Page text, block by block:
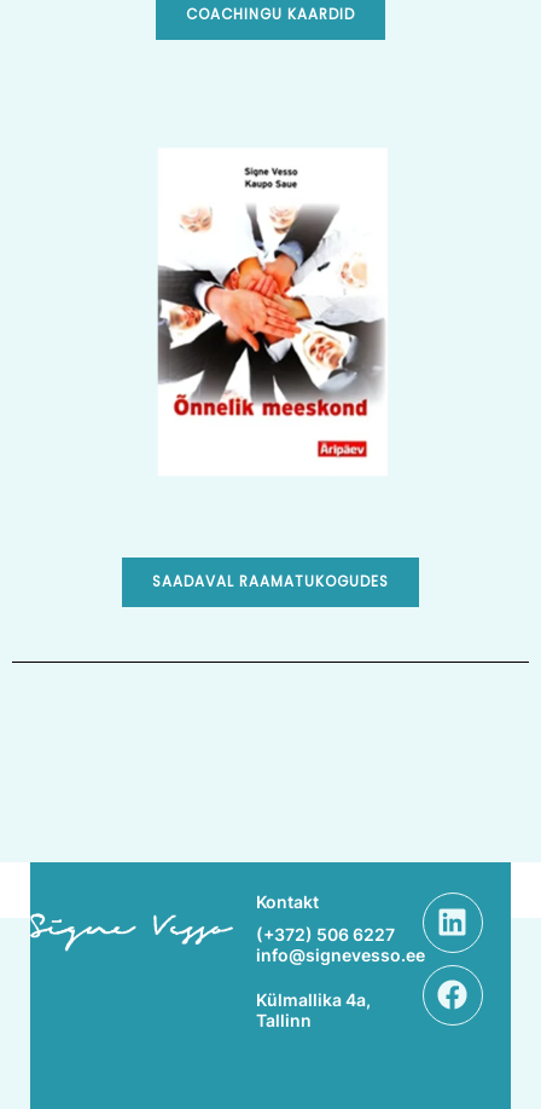
COACHINGU KAARDID
SAADAVAL RAAMATUKOGUDES
Kontakt
(+372) 506 6227
info@signevesso.ee
Külmallika 4a,
Tallinn